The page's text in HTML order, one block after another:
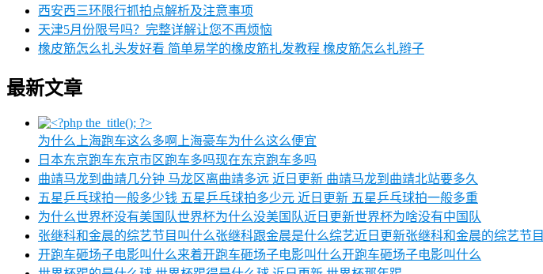
西安西三环限行抓拍点解析及注意事项
天津5月份限号吗？完整详解让您不再烦恼
橡皮筋怎么扎头发好看 简单易学的橡皮筋扎发教程 橡皮筋怎么扎辫子
最新文章
为什么上海跑车这么多啊上海豪车为什么这么便宜
日本东京跑车东京市区跑车多吗现在东京跑车多吗
曲靖马龙到曲靖几分钟 马龙区离曲靖多远 近日更新 曲靖马龙到曲靖北站要多久
五星乒乓球拍一般多少钱 五星乒乓球拍多少元 近日更新 五星乒乓球拍一般多重
为什么世界杯没有美国队世界杯为什么没美国队近日更新世界杯为啥没有中国队
张继科和金晨的综艺节目叫什么张继科跟金晨是什么综艺近日更新张继科和金晨的综艺节目
开跑车砸场子电影叫什么来着开跑车砸场子电影叫什么开跑车砸场子电影叫什么